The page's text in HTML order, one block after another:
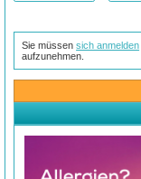
Sie müssensich anmelden
aufzunehmen.